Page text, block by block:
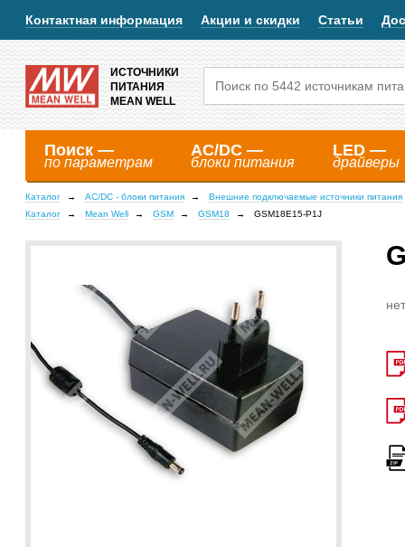
Контактная информация Акции и скидки Статьи
ИСТОЧНИКИ
ПИТАНИЯ
MEAN WELL
Поиск —
по параметрам
AC/DC —
блоки питания
LED —
драйверы
Каталог AC/DC - блоки питания
Внешние подключаемые источники питания
Каталог
Mean Well GSM GSM18 GSM18E15-P1J